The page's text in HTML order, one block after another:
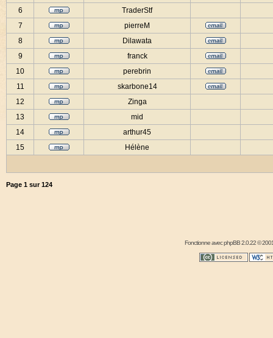
6
TraderStf
7
pierreM
8
Dilawata
9
franck
10
perebrin
11
skarbone14
12
Zinga
13
mid
14
arthur45
15
Hélène
Page 1 sur124
Fonctionne avecphpBB2.0.22 ©